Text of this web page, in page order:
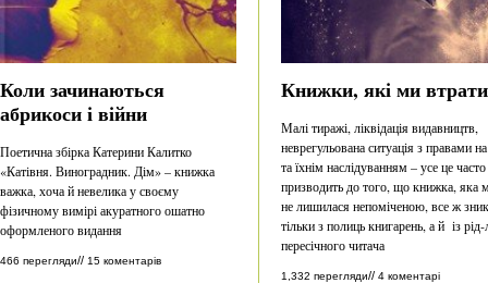
Коли зачинаються
абрикоси і війни
Поетична збірка Катерини Калитко
«Катівня. Виноградник. Дім» – книжка
важка, хоча й невелика у своєму
фізичному вимірі акуратного ошатно
оформленого видання
466 перегляди// 15 коментарів
Книжки, які ми
Малі тиражі, ліквідація видавництв,
неврегульована ситуація з правами
та їхнім наслідуванням – усе це часто
призводить до того, що книжка, яка
не лишилася непоміченою, все ж
тільки з полиць книгарень, а й із рід-
пересічного читача
1,332 перегляди// 4 коментарі